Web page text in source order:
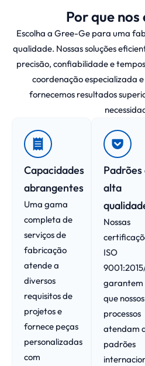
Por que nos
Escolha a Gree-Ge para uma
qualidade. Nossas soluções
precisão, confiabilidade e
coordenação especializada
fornecemos resultados
Capacidades
abrangentes
Uma gama
completa de
serviços de
fabricação
atende a
diversos
requisitos de
projetos e
fornece peças
personalizadas
com
Padrões
alta
Nossas
ISO
garantem
que nossos
processos
atendam
padrões